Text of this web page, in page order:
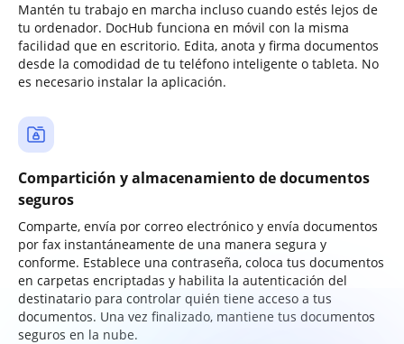
Mantén tu trabajo en marcha incluso cuando estés lejos de
tu ordenador. DocHub funciona en móvil con la misma
facilidad que en escritorio. Edita, anota y firma documentos
desde la comodidad de tu teléfono inteligente o tableta. No
es necesario instalar la aplicación.
Compartición y almacenamiento de documentos
seguros
Comparte, envía por correo electrónico y envía documentos
por fax instantáneamente de una manera segura y
conforme. Establece una contraseña, coloca tus documentos
en carpetas encriptadas y habilita la autenticación del
destinatario para controlar quién tiene acceso a tus
documentos. Una vez finalizado, mantiene tus documentos
seguros en la nube.